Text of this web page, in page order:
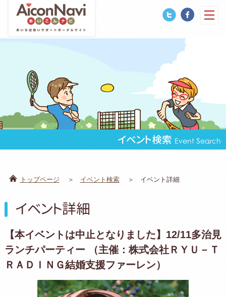
イベント検索 Event Search
トップページ イベント検索 イベント詳細
イベント詳細
【本イベントは中止となりました】12/11多治見
ランチパーティー （主催：株式会社ＲＹＵ－Ｔ
ＲＡＤＩＮＧ結婚支援ファーレン）